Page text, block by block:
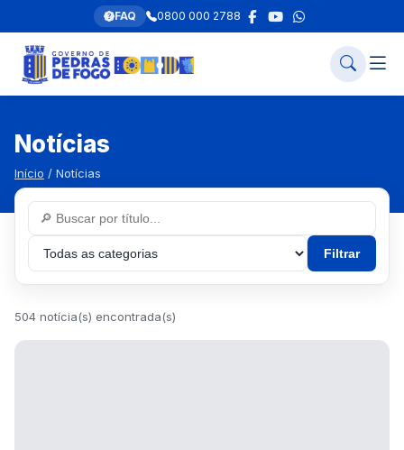
FAQ 0800 000 2788
Notícias
Início / Notícias
Filtrar
504 notícia(s) encontrada(s)